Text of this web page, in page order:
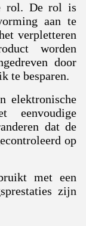
rol. De rol is
aan te
verpletteren
worden
door
te besparen.
elektronische
eenvoudige
dat de
op
met een
zijn